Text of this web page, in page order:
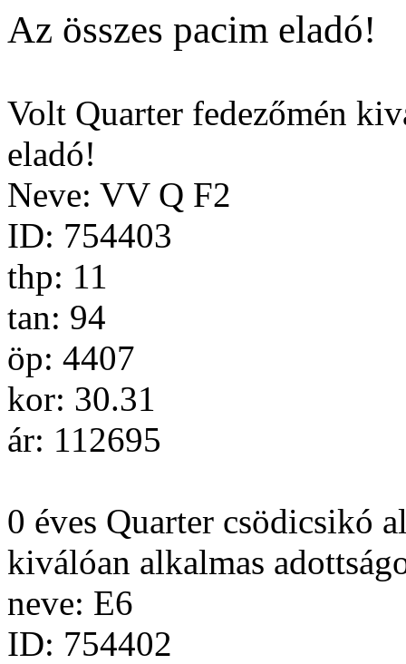
Az összes pacim eladó!
Volt Quarter fedezőmén
eladó!
Neve: VV Q F2
ID: 754403
thp: 11
tan: 94
öp: 4407
kor: 30.31
ár: 112695
0 éves Quarter csödicsikó
kiválóan alkalmas
neve: E6
ID: 754402